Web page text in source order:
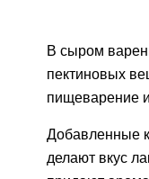
В сыром
пектиновых
пищеварение
Добавленные
делают вкус